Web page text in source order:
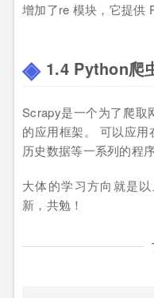
增加了re 模块，它提供
1.4 Python爬
Scrapy是一个为了爬取
的应用框架。 可以应
历史数据等一系列的程序
大体的学习方向就是
新，共勉！